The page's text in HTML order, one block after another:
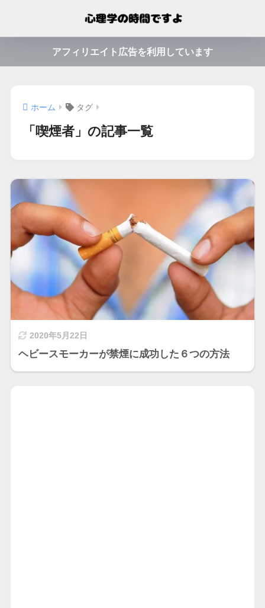
アフィリエイト広告を利用しています
ホーム タグ
「喫煙者」の記事一覧
2020年5月22日
ヘビースモーカーが禁煙に成功した６つの方法